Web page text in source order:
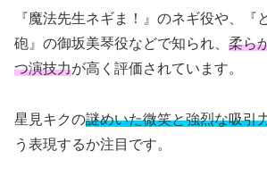
『魔法先生ネギま！』のネギ役や、『
砲』の御坂美琴役などで知られ、 柔ら
つ演技力が高く評価されています。
星見キクの謎めいた微笑と強烈な吸引
う表現するか注目です。